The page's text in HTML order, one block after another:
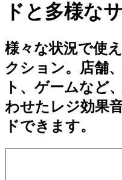
ドと多様な
様々な状況で使
クション。店舗
ト、ゲームなど
わせたレジ効果
ドできます。